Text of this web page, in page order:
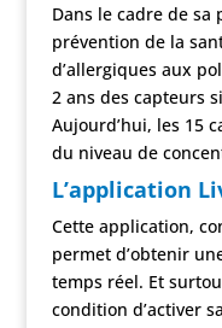
Dans le cadre de
prévention de la
d’allergiques aux
2 ans des capteurs
Aujourd’hui, les 15
du niveau de
L’application
Cette application,
permet d’obtenir
temps réel. Et
condition d’activer